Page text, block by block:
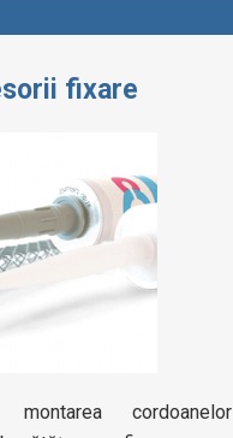
fixare
cordoanelor